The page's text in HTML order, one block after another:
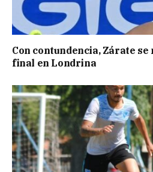
Con contundencia, Zárate
final en Londrina